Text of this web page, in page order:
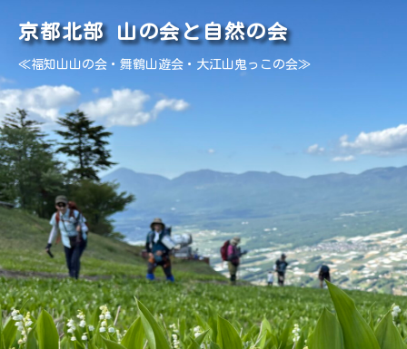
京都北部 山の会と自然の会
≪福知山山の会・舞鶴山遊会・大江山鬼っこの会≫